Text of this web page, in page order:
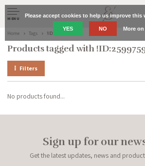
MENU
Home Tags !ID:25997599
Products tagged with
Filters
No products found...
Sign up for our
Get the latest updates, news and
Please accept cookies to help us improve this
YES NO More